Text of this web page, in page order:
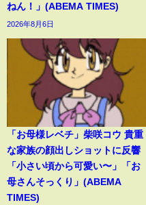
ねん！」(ABEMA TIMES)
2026年8月6日
「お母様レベチ」柴咲コウ 貴重
な家族の顔出しショットに反響
「小さい頃から可愛い〜」「お
母さんそっくり」(ABEMA
TIMES)